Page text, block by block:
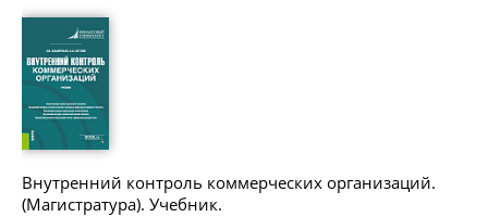
Внутренний контроль коммерческих организаций.
(Магистратура). Учебник.